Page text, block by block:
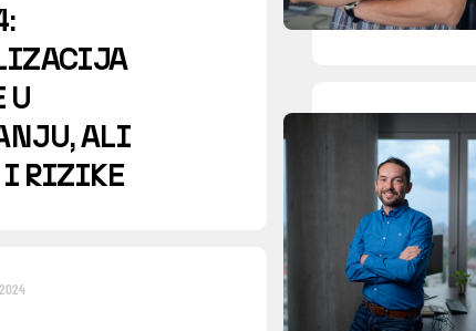
U
ALI
I RIZIKE